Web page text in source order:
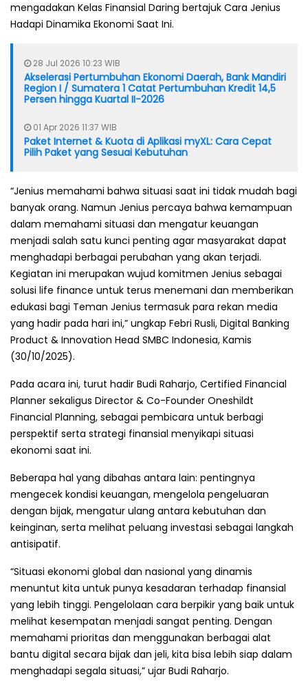
mengadakan Kelas Finansial Daring bertajuk Cara Jenius
Hadapi Dinamika Ekonomi Saat Ini.
28 Jul 2026 10:23 WIB
Akselerasi Pertumbuhan Ekonomi Daerah, Bank Mandiri
Region I / Sumatera 1 Catat Pertumbuhan Kredit 14,5
Persen hingga Kuartal II-2026
01 Apr 2026 11:37 WIB
Paket Internet & Kuota di Aplikasi myXL: Cara Cepat
Pilih Paket yang Sesuai Kebutuhan
“Jenius memahami bahwa situasi saat ini tidak mudah bagi
banyak orang. Namun Jenius percaya bahwa kemampuan
dalam memahami situasi dan mengatur keuangan
menjadi salah satu kunci penting agar masyarakat dapat
menghadapi berbagai perubahan yang akan terjadi.
Kegiatan ini merupakan wujud komitmen Jenius sebagai
solusi life finance untuk terus menemani dan memberikan
edukasi bagi Teman Jenius termasuk para rekan media
yang hadir pada hari ini,” ungkap Febri Rusli, Digital Banking
Product & Innovation Head SMBC Indonesia, Kamis
(30/10/2025).
Pada acara ini, turut hadir Budi Raharjo, Certified Financial
Planner sekaligus Director & Co-Founder Oneshildt
Financial Planning, sebagai pembicara untuk berbagi
perspektif serta strategi finansial menyikapi situasi
ekonomi saat ini.
Beberapa hal yang dibahas antara lain: pentingnya
mengecek kondisi keuangan, mengelola pengeluaran
dengan bijak, mengatur ulang antara kebutuhan dan
keinginan, serta melihat peluang investasi sebagai langkah
antisipatif.
“Situasi ekonomi global dan nasional yang dinamis
menuntut kita untuk punya kesadaran terhadap finansial
yang lebih tinggi. Pengelolaan cara berpikir yang baik untuk
melihat kesempatan menjadi sangat penting. Dengan
memahami prioritas dan menggunakan berbagai alat
bantu digital secara bijak dan jeli, kita bisa lebih siap dalam
menghadapi segala situasi,” ujar Budi Raharjo.